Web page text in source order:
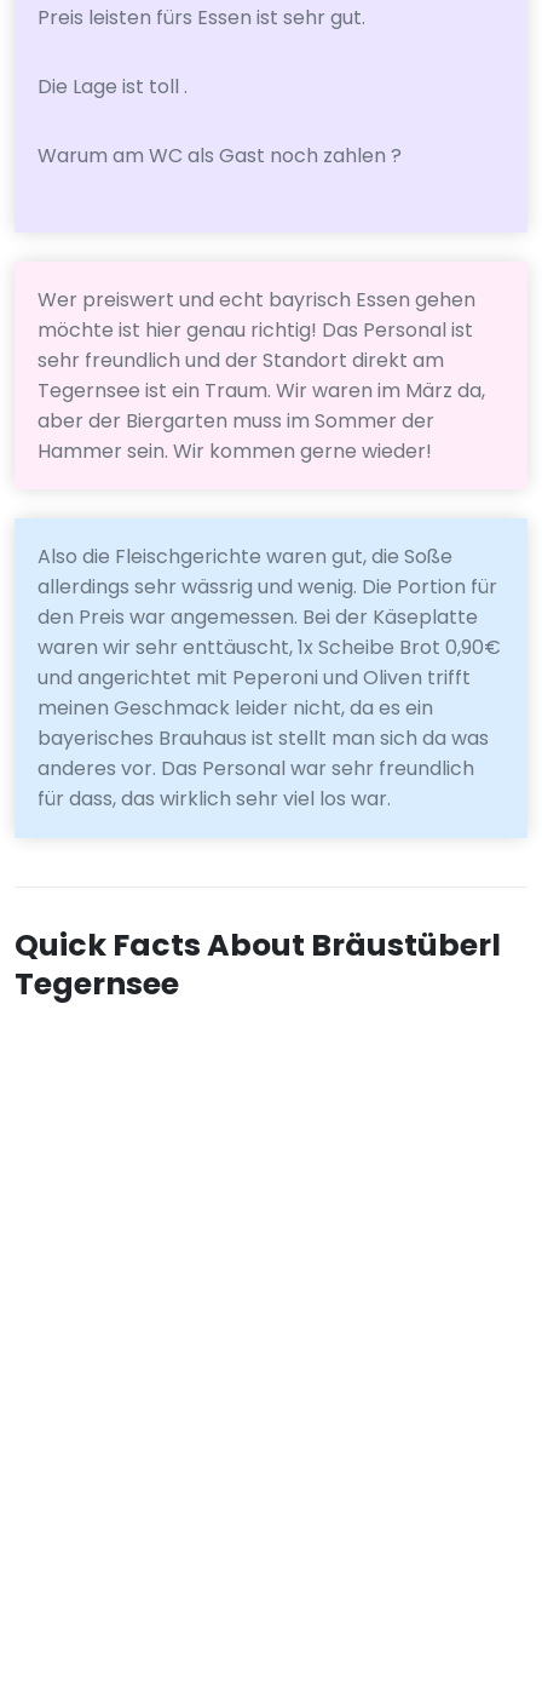
Preis leisten fürs Essen ist sehr gut.
Die Lage ist toll .
Warum am WC als Gast noch zahlen ?
Wer preiswert und echt bayrisch Essen gehen
möchte ist hier genau richtig! Das Personal ist
sehr freundlich und der Standort direkt am
Tegernsee ist ein Traum. Wir waren im März da,
aber der Biergarten muss im Sommer der
Hammer sein. Wir kommen gerne wieder!
Also die Fleischgerichte waren gut, die Soße
allerdings sehr wässrig und wenig. Die Portion für
den Preis war angemessen. Bei der Käseplatte
waren wir sehr enttäuscht, 1x Scheibe Brot 0,90€
und angerichtet mit Peperoni und Oliven trifft
meinen Geschmack leider nicht, da es ein
bayerisches Brauhaus ist stellt man sich da was
anderes vor. Das Personal war sehr freundlich
für dass, das wirklich sehr viel los war.
Quick Facts About Bräustüberl
Tegernsee